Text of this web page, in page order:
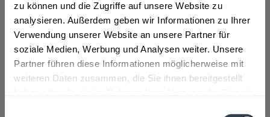
zu können und die Zugriffe auf unsere Website zu
analysieren. Außerdem geben wir Informationen zu Ihrer
Verwendung unserer Website an unsere Partner für
soziale Medien, Werbung und Analysen weiter. Unsere
Partner führen diese Informationen möglicherweise mit
weiteren Daten zusammen, die Sie ihnen bereitgestellt
In den Warenkorb
Artikel-Nr.:
28031
Verfügbar in: